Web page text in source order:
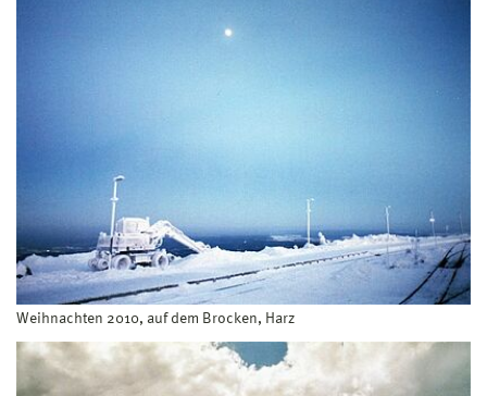
Weihnachten 2010, auf dem Brocken, Harz